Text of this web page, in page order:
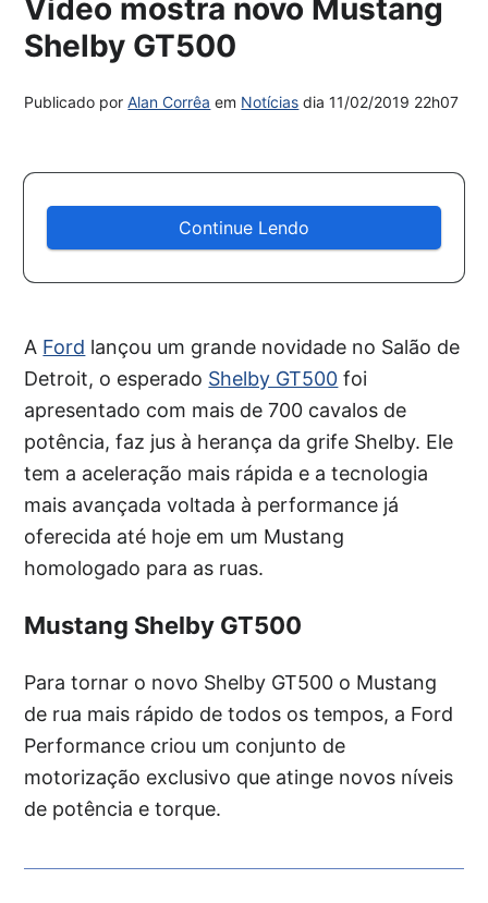
Vídeo mostra novo Mustang
Shelby GT500
Publicado porAlan Corrêa em Notícias dia11/02/2019 22h07
Continue Lendo
A Ford lançou um grande novidade no Salão de
Detroit, o esperado Shelby GT500 foi
apresentado com mais de 700 cavalos de
potência, faz jus à herança da grife Shelby. Ele
tem a aceleração mais rápida e a tecnologia
mais avançada voltada à performance já
oferecida até hoje em um Mustang
homologado para as ruas.
Mustang Shelby GT500
Para tornar o novo Shelby GT500 o Mustang
de rua mais rápido de todos os tempos, a Ford
Performance criou um conjunto de
motorização exclusivo que atinge novos níveis
de potência e torque.